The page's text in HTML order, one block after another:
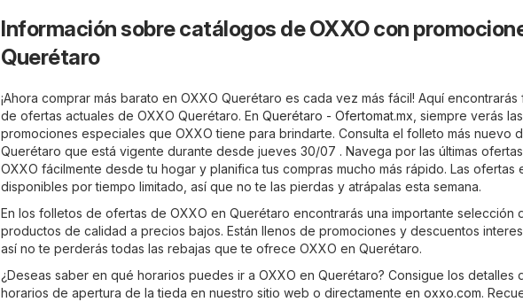
Información sobre catálogos de OXXO con
Querétaro
¡Ahora comprar más barato en OXXO Querétaro es cada vez más fácil! Aquí encontrarás
de ofertas actuales de OXXO Querétaro. En Querétaro - Ofertomat.mx, siempre verás
promociones especiales que OXXO tiene para brindarte. Consulta el folleto más nuevo
Querétaro que está vigente durante desde jueves 30/07 . Navega por las últimas
OXXO fácilmente desde tu hogar y planifica tus compras mucho más rápido. Las ofertas
disponibles por tiempo limitado, así que no te las pierdas y atrápalas esta semana.
En los folletos de ofertas de OXXO en Querétaro encontrarás una importante selección
productos de calidad a precios bajos. Están llenos de promociones y descuentos
así no te perderás todas las rebajas que te ofrece OXXO en Querétaro.
¿Deseas saber en qué horarios puedes ir a OXXO en Querétaro? Consigue los detalles
horarios de apertura de la tieda en nuestro sitio web o directamente en oxxo.com.